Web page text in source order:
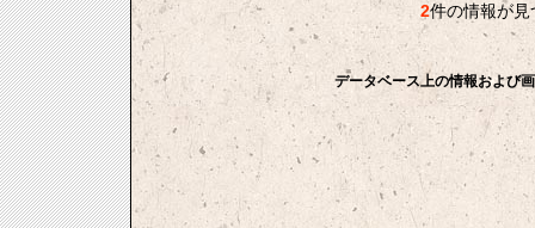
2件の情報が
データベース上の情報および